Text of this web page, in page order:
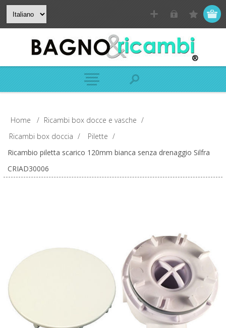
Home / Ricambi box docce e vasche /
Ricambi box doccia / Pilette /
Ricambio piletta scarico 120mm bianca senza drenaggio Silfra
CRIAD30006